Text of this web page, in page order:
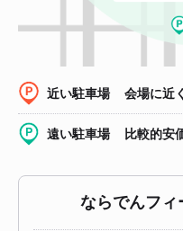
近い駐車場 会場に近
遠い駐車場 比較的安
ならでんフィ